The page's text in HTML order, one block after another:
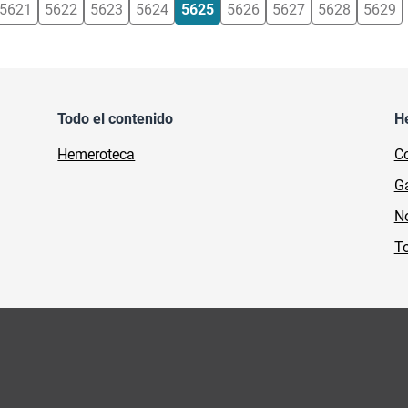
5622 5623 5624 5625 5626 5627 5628 5629
Todo el contenido
Hemeroteca